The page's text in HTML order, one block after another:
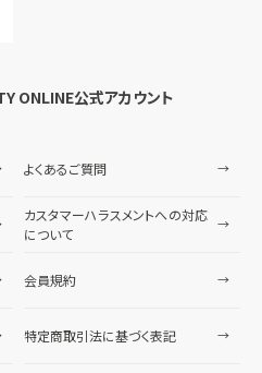
ONLINE公式アカウント
よくあるご質問
カスタマーハラスメントへの対応
について
会員規約
特定商取引法に基づく表記